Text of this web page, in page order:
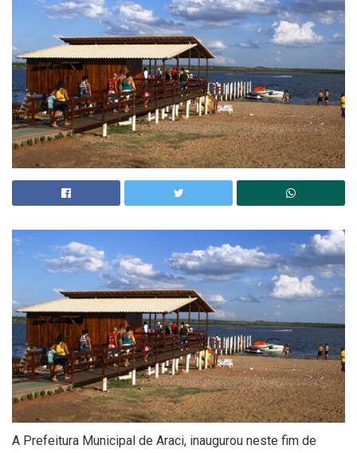
A Prefeitura Municipal de Araci, inaugurou neste fim de